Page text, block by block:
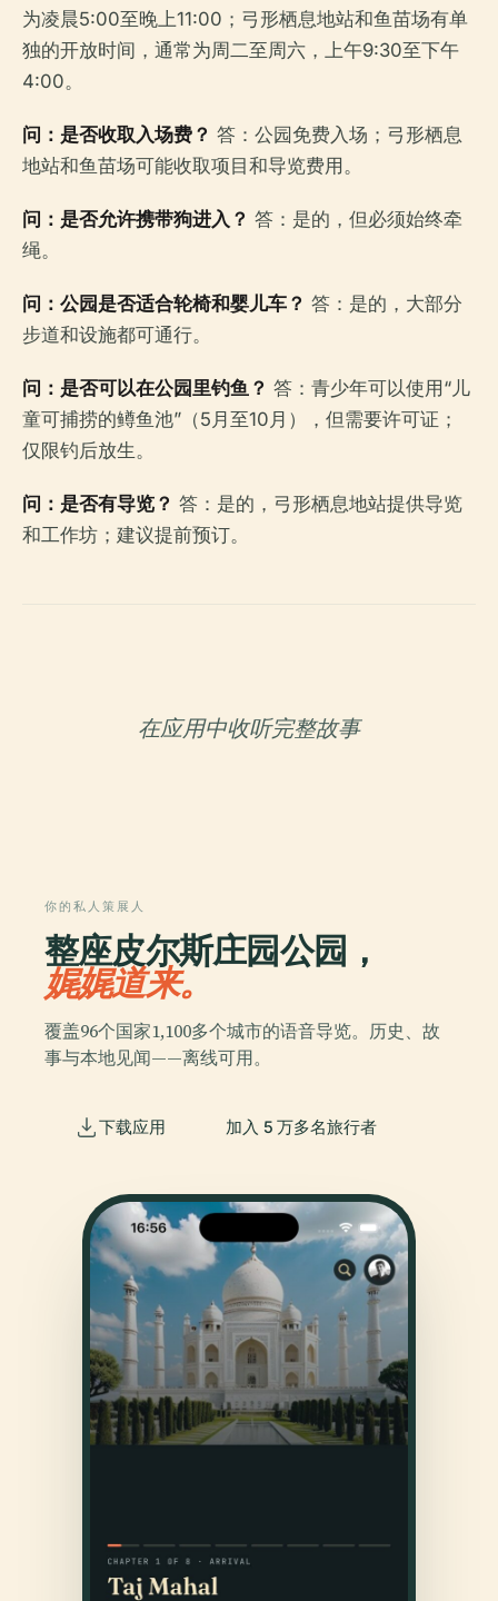
为凌晨5:00至晚上11:00；弓形栖息地站和鱼苗场有单
独的开放时间，通常为周二至周六，上午9:30至下午
4:00。
问：是否收取入场费？ 答：公园免费入场；弓形栖息
地站和鱼苗场可能收取项目和导览费用。
问：是否允许携带狗进入？ 答：是的，但必须始终牵
绳。
问：公园是否适合轮椅和婴儿车？ 答：是的，大部分
步道和设施都可通行。
问：是否可以在公园里钓鱼？ 答：青少年可以使用“儿
童可捕捞的鳟鱼池”（5月至10月），但需要许可证；
仅限钓后放生。
问：是否有导览？ 答：是的，弓形栖息地站提供导览
和工作坊；建议提前预订。
在应用中收听完整故事
你的私人策展人
整座皮尔斯庄园公园，
娓娓道来。
覆盖96个国家1,100多个城市的语音导览。历史、故
事与本地见闻——离线可用。
下载应用 加入 5 万多名旅行者